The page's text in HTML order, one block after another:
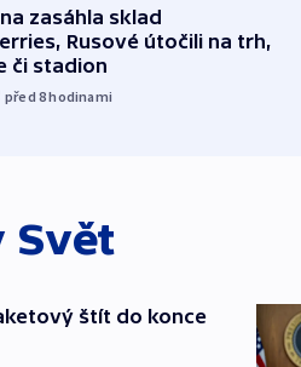
zasáhla sklad
Rusové útočili na trh,
či stadion
před 8hodinami
Svět
štít do konce